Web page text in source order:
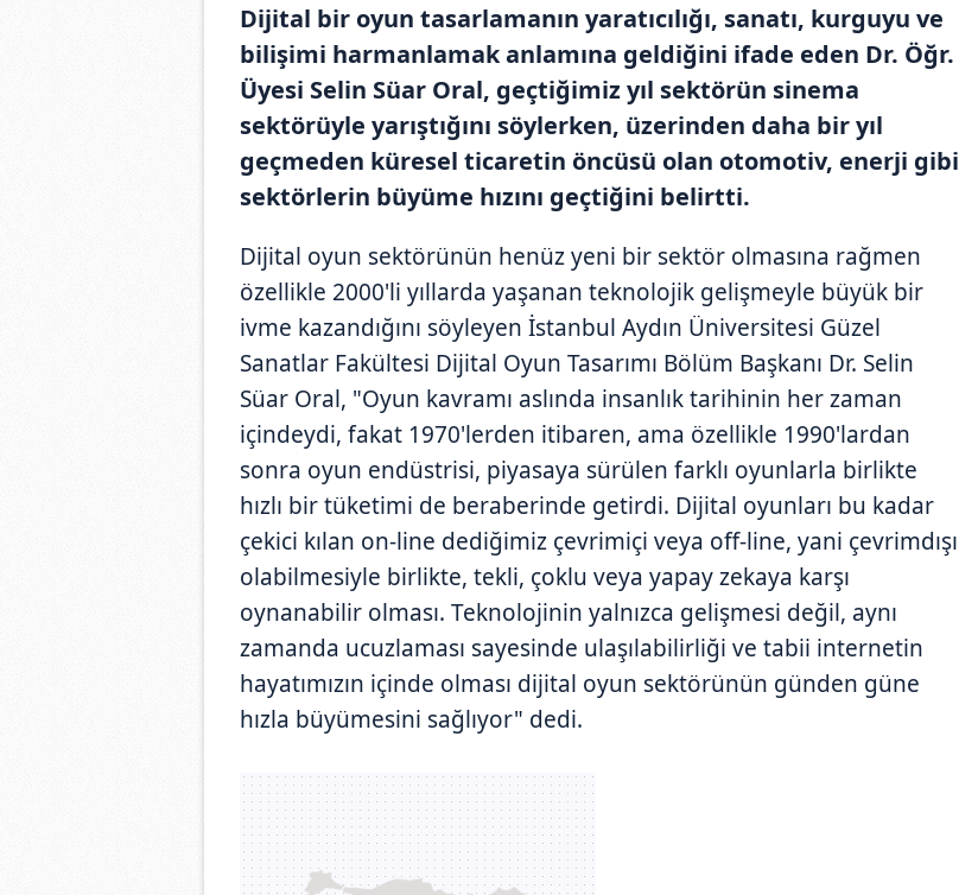
Dijital bir oyun tasarlamanın yaratıcılığı, sanatı, kurguyu ve
bilişimi harmanlamak anlamına geldiğini ifade eden Dr. Öğr.
Üyesi Selin Süar Oral, geçtiğimiz yıl sektörün sinema
sektörüyle yarıştığını söylerken, üzerinden daha bir yıl
geçmeden küresel ticaretin öncüsü olan otomotiv, enerji gibi
sektörlerin büyüme hızını geçtiğini belirtti.
Dijital oyun sektörünün henüz yeni bir sektör olmasına rağmen
özellikle 2000'li yıllarda yaşanan teknolojik gelişmeyle büyük bir
ivme kazandığını söyleyen İstanbul Aydın Üniversitesi Güzel
Sanatlar Fakültesi Dijital Oyun Tasarımı Bölüm Başkanı Dr. Selin
Süar Oral, "Oyun kavramı aslında insanlık tarihinin her zaman
içindeydi, fakat 1970'lerden itibaren, ama özellikle 1990'lardan
sonra oyun endüstrisi, piyasaya sürülen farklı oyunlarla birlikte
hızlı bir tüketimi de beraberinde getirdi. Dijital oyunları bu kadar
çekici kılan on-line dediğimiz çevrimiçi veya off-line, yani çevrimdışı
olabilmesiyle birlikte, tekli, çoklu veya yapay zekaya karşı
oynanabilir olması. Teknolojinin yalnızca gelişmesi değil, aynı
zamanda ucuzlaması sayesinde ulaşılabilirliği ve tabii internetin
hayatımızın içinde olması dijital oyun sektörünün günden güne
hızla büyümesini sağlıyor" dedi.